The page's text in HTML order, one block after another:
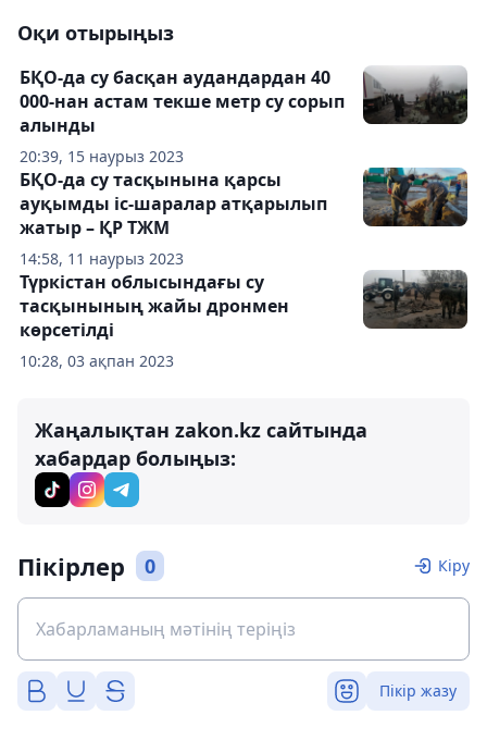
Оқи отырыңыз
20:39, 15 наурыз 2023
БҚО-да су басқан аудандардан 40
000-нан астам текше метр су сорып
алынды
14:58, 11 наурыз 2023
БҚО-да су тасқынына қарсы
ауқымды іс-шаралар атқарылып
жатыр – ҚР ТЖМ
10:28, 03 ақпан 2023
Түркістан облысындағы су
тасқынының жайы дронмен
көрсетілді
Жаңалықтан zakon.kz сайтында
хабардар болыңыз:
Пікірлер 0 Кіру
Пікір жазу